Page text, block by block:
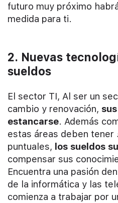
futuro muy próximo
medida para ti.
2. Nuevas
sueldos
El sector TI, Al ser un
cambio y renovación,
estancarse. Además
estas áreas deben tener
puntuales, los sueldos
compensar sus
Encuentra una pasión
de la informática y las
comienza a trabajar por